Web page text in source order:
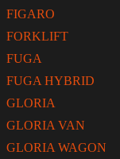
FIGARO
FORKLIFT
FUGA
FUGA HYBRID
GLORIA
GLORIA VAN
GLORIA WAGON